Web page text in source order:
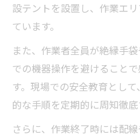
設テントを設置し、作業エ
ています。
また、作業者全員が絶縁手
での機器操作を避けること
す。現場での安全教育とし
的な手順を定期的に周知徹底
さらに、作業終了時には配